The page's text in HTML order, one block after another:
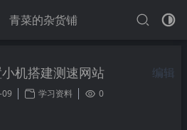
青菜的杂货铺
机搭建测速网站 编辑
学习资料 0